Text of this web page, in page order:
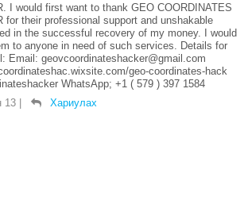
I would first want to thank GEO COORDINATES
for their professional support and unshakable
in the successful recovery of my money. I would
to anyone in need of such services. Details for
Email: geovcoordinateshacker@gmail.com
geo-coordinates-hack
WhatsApp; +1 ( 579 ) 397 1584
13
Хариулах